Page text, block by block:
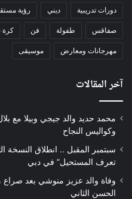
دورات تدريبية ديني رؤية
صفاقس طفولة فن كرة
مهرجانات ومعارض موسيقى
آخر المقالات
محمد حديد والد جيجي وبيلا مع
وكواليس النجاح
سبتمبر المقبل .. انطلاق النسخة
تعرف المستحيل” في دبي
وفاة والد عزيز منوشي بعد
الحسن الثاني